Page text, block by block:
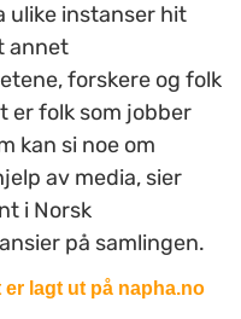
ulike instanser hit
annet
forskere og folk
er folk som jobber
kan si noe om
av media, sier
i Norsk
på samlingen.
lagt ut på napha.no